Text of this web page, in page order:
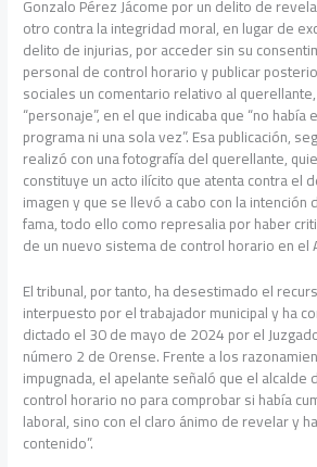
Gonzalo Pérez Jácome por un delito de
otro contra la integridad moral, en lugar de
delito de injurias, por acceder sin su
personal de control horario y publicar
sociales un comentario relativo al
“personaje”, en el que indicaba que “no
programa ni una sola vez”. Esa publicación,
realizó con una fotografía del querellante,
constituye un acto ilícito que atenta contra el
imagen y que se llevó a cabo con la intención
fama, todo ello como represalia por haber
de un nuevo sistema de control horario en el
El tribunal, por tanto, ha desestimado el
interpuesto por el trabajador municipal y ha
dictado el 30 de mayo de 2024 por el
número 2 de Orense. Frente a los
impugnada, el apelante señaló que el alcalde
control horario no para comprobar si había
laboral, sino con el claro ánimo de revelar y
contenido”.